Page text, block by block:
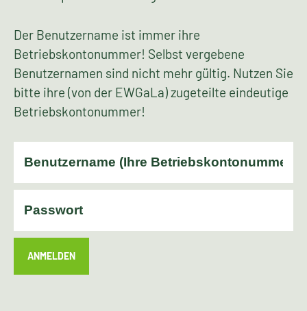
Der Benutzername ist immer ihre
Betriebskontonummer! Selbst vergebene
Benutzernamen sind nicht mehr gültig. Nutzen Sie
bitte ihre (von der EWGaLa) zugeteilte eindeutige
Betriebskontonummer!
ANMELDEN